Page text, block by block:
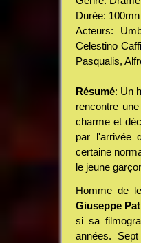
Durée: 100mn
Acteurs:
Celestino
Pasqualis,
Résumé: Un
rencontre
charme et
par l'arrivée
certaine
le jeune
Homme de
Giuseppe
si sa
années.